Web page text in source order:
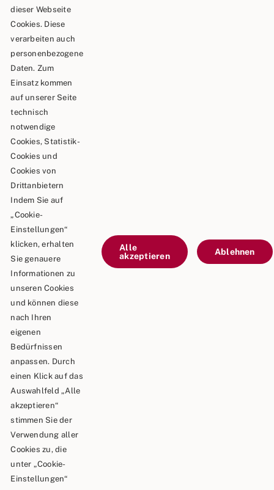
Schäble TEAM GmbH & Co.KG
Goldbergstraße 24
73469 Riesbürg
Telefon: 0 90 81 / 75 73
Telefax: 0 90 81 / 75 52
E-Mail: info@schaeble-team.de
Kontaktieren Sie uns
Impressum
Datenschutz
Copyright © 2026 | Schäble TEAM GmbH & Co.KG
dieser Webseite
Cookies. Diese
verarbeiten auch
personenbezogene
Daten. Zum
Einsatz kommen
auf unserer Seite
technisch
notwendige
Cookies, Statistik-
Cookies und
Cookies von
Drittanbietern
Indem Sie auf
„Cookie-
Einstellungen“
klicken, erhalten
Sie genauere
Informationen zu
unseren Cookies
und können diese
nach Ihren
eigenen
Bedürfnissen
anpassen. Durch
einen Klick auf das
Auswahlfeld „Alle
akzeptieren“
stimmen Sie der
Verwendung aller
Cookies zu, die
unter „Cookie-
Einstellungen“
Alle
akzeptieren
Ablehnen